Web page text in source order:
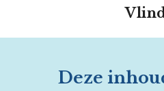
Deze